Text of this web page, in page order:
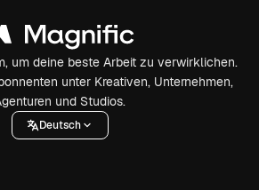
um deine beste Arbeit zu verwirklichen.
unter Kreativen, Unternehmen,
und Studios.
Deutsch